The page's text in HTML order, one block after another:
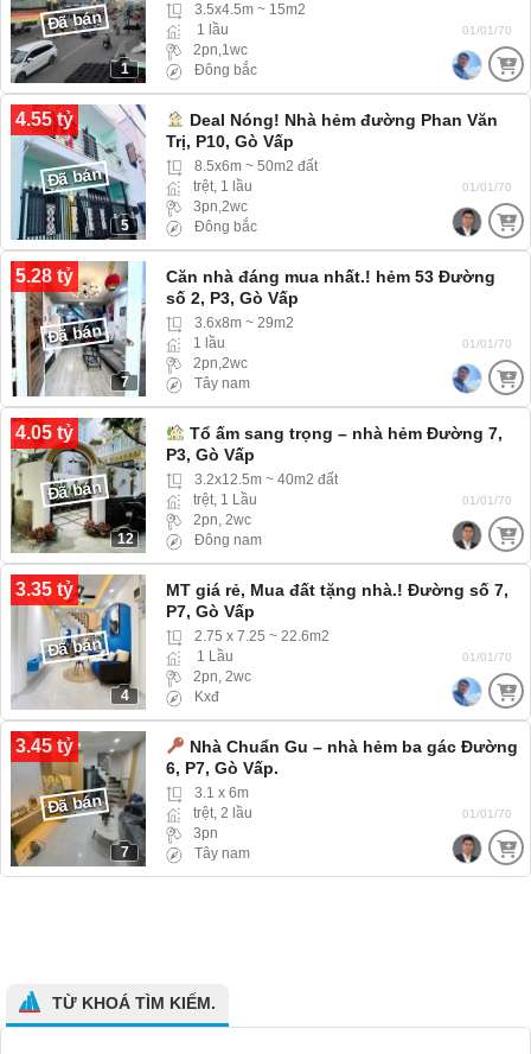
1
Đã bán
3.5x4.5m ~ 15m2
1 lầu
2pn,1wc
Đông bắc
01/01/70
4.55 tỷ
5
Đã bán
Deal Nóng! Nhà hẻm đường Phan Văn
Trị, P10, Gò Vấp
8.5x6m ~ 50m2 đất
trệt, 1 lầu
3pn,2wc
Đông bắc
01/01/70
5.28 tỷ
7
Đã bán
Căn nhà đáng mua nhất.! hẻm 53 Đường
số 2, P3, Gò Vấp
3.6x8m ~ 29m2
1 lầu
2pn,2wc
Tây nam
01/01/70
4.05 tỷ
12
Đã bán
Tổ ấm sang trọng – nhà hẻm Đường 7,
P3, Gò Vấp
3.2x12.5m ~ 40m2 đất
trệt, 1 Lầu
2pn, 2wc
Đông nam
01/01/70
3.35 tỷ
4
Đã bán
MT giá rẻ, Mua đất tặng nhà.! Đường số 7,
P7, Gò Vấp
2.75 x 7.25 ~ 22.6m2
1 Lầu
2pn, 2wc
Kxđ
01/01/70
3.45 tỷ
7
Đã bán
Nhà Chuẩn Gu – nhà hẻm ba gác Đường
6, P7, Gò Vấp.
3.1 x 6m
trệt, 2 lầu
3pn
Tây nam
01/01/70
TỪ KHOÁ TÌM KIẾM.